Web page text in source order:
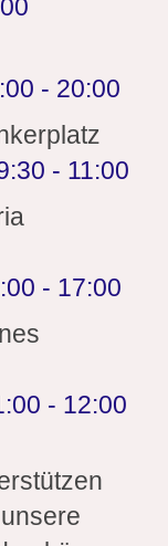
- 20:00
- 11:00
- 17:00
- 12:00